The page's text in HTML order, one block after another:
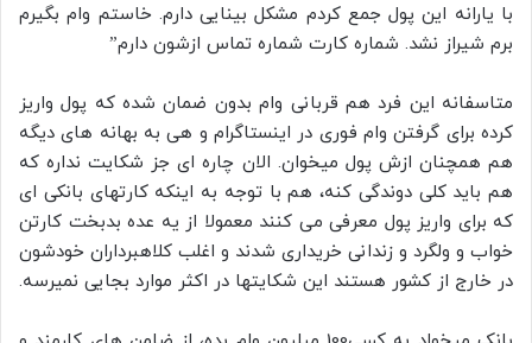
با یارانه این پول جمع کردم مشکل بینایی دارم. خاستم وام بگیرم
برم شیراز نشد. شماره کارت شماره تماس ازشون دارم”
متاسفانه این فرد هم قربانی وام بدون ضمان شده که پول واریز
کرده برای گرفتن وام فوری در اینستاگرام و هی به بهانه های دیگه
هم همچنان ازش پول میخوان. الان چاره ای جز شکایت نداره که
هم باید کلی دوندگی کنه، هم با توجه به اینکه کارتهای بانکی ای
که برای واریز پول معرفی می کنند معمولا از یه عده بدبخت کارتن
خواب و ولگرد و زندانی خریداری شدند و اغلب کلاهبرداران خودشون
در خارج از کشور هستند این شکایتها در اکثر موارد بجایی نمیرسه.